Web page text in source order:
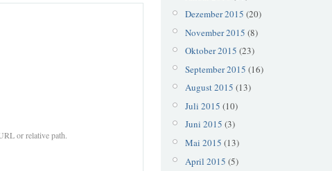
or relative path.
Dezember 2015 (20)
November 2015 (8)
Oktober 2015 (23)
September 2015 (16)
August 2015 (13)
Juli 2015 (10)
Juni 2015 (3)
Mai 2015 (13)
April 2015 (5)